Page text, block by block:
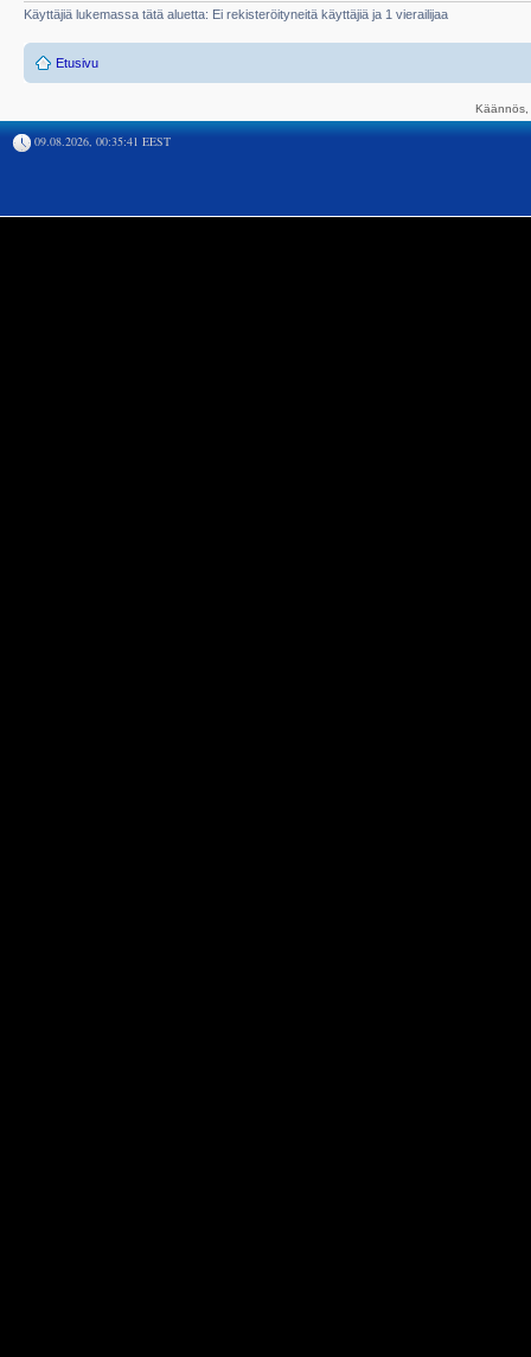
Käyttäjiä lukemassa tätä aluetta: Ei rekisteröityneitä käyttäjiä ja 1 vierailijaa
Etusivu
09.08.2026, 00:35:41 EEST